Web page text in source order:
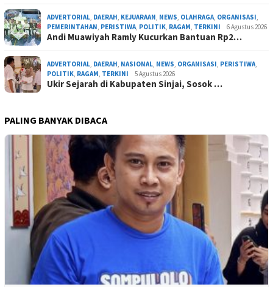
ADVERTORIAL, DAERAH, KEJUARAAN, NEWS, OLAHRAGA, ORGANISASI,
PEMERINTAHAN, PERISTIWA, POLITIK, RAGAM, TERKINI 6 Agustus 2026
Andi Muawiyah Ramly Kucurkan Bantuan Rp2…
ADVERTORIAL, DAERAH, NASIONAL, NEWS, ORGANISASI, PERISTIWA,
POLITIK, RAGAM, TERKINI 5 Agustus 2026
Ukir Sejarah di Kabupaten Sinjai, Sosok …
PALING BANYAK DIBACA